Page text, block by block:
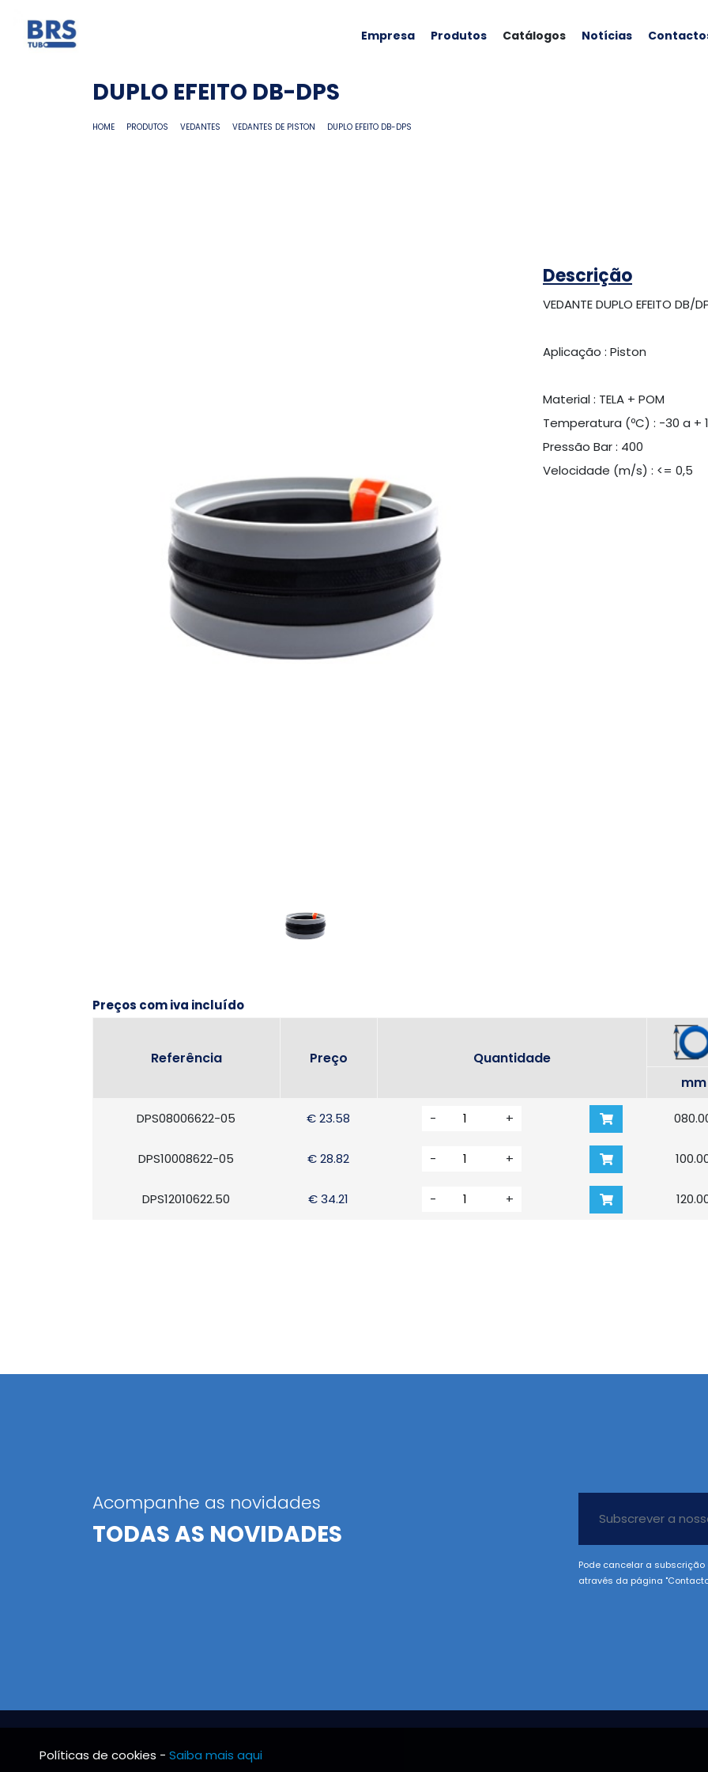
Empresa Produtos Catálogos Notícias
DUPLO EFEITO DB-DPS
HOME PRODUTOS VEDANTES VEDANTES DE PISTON DUPLO EFEITO DB-DPS
Descrição
VEDANTE DUPLO EFEITO DB/
Aplicação : Piston
Material : TELA + POM
Temperatura (ºC) : -30 a +
Pressão Bar : 400
Velocidade (m/s) : <= 0,5
Preços com iva incluído
Referência Preço
Quantidade
mm
DPS08006622-05 € 23.58 - +
DPS10008622-05 € 28.82 - +
DPS12010622.50 € 34.21 - +
Acompanhe as novidades
TODAS AS NOVIDADES
Pode cancelar a
através da página
Políticas de cookies - Saiba mais aqui